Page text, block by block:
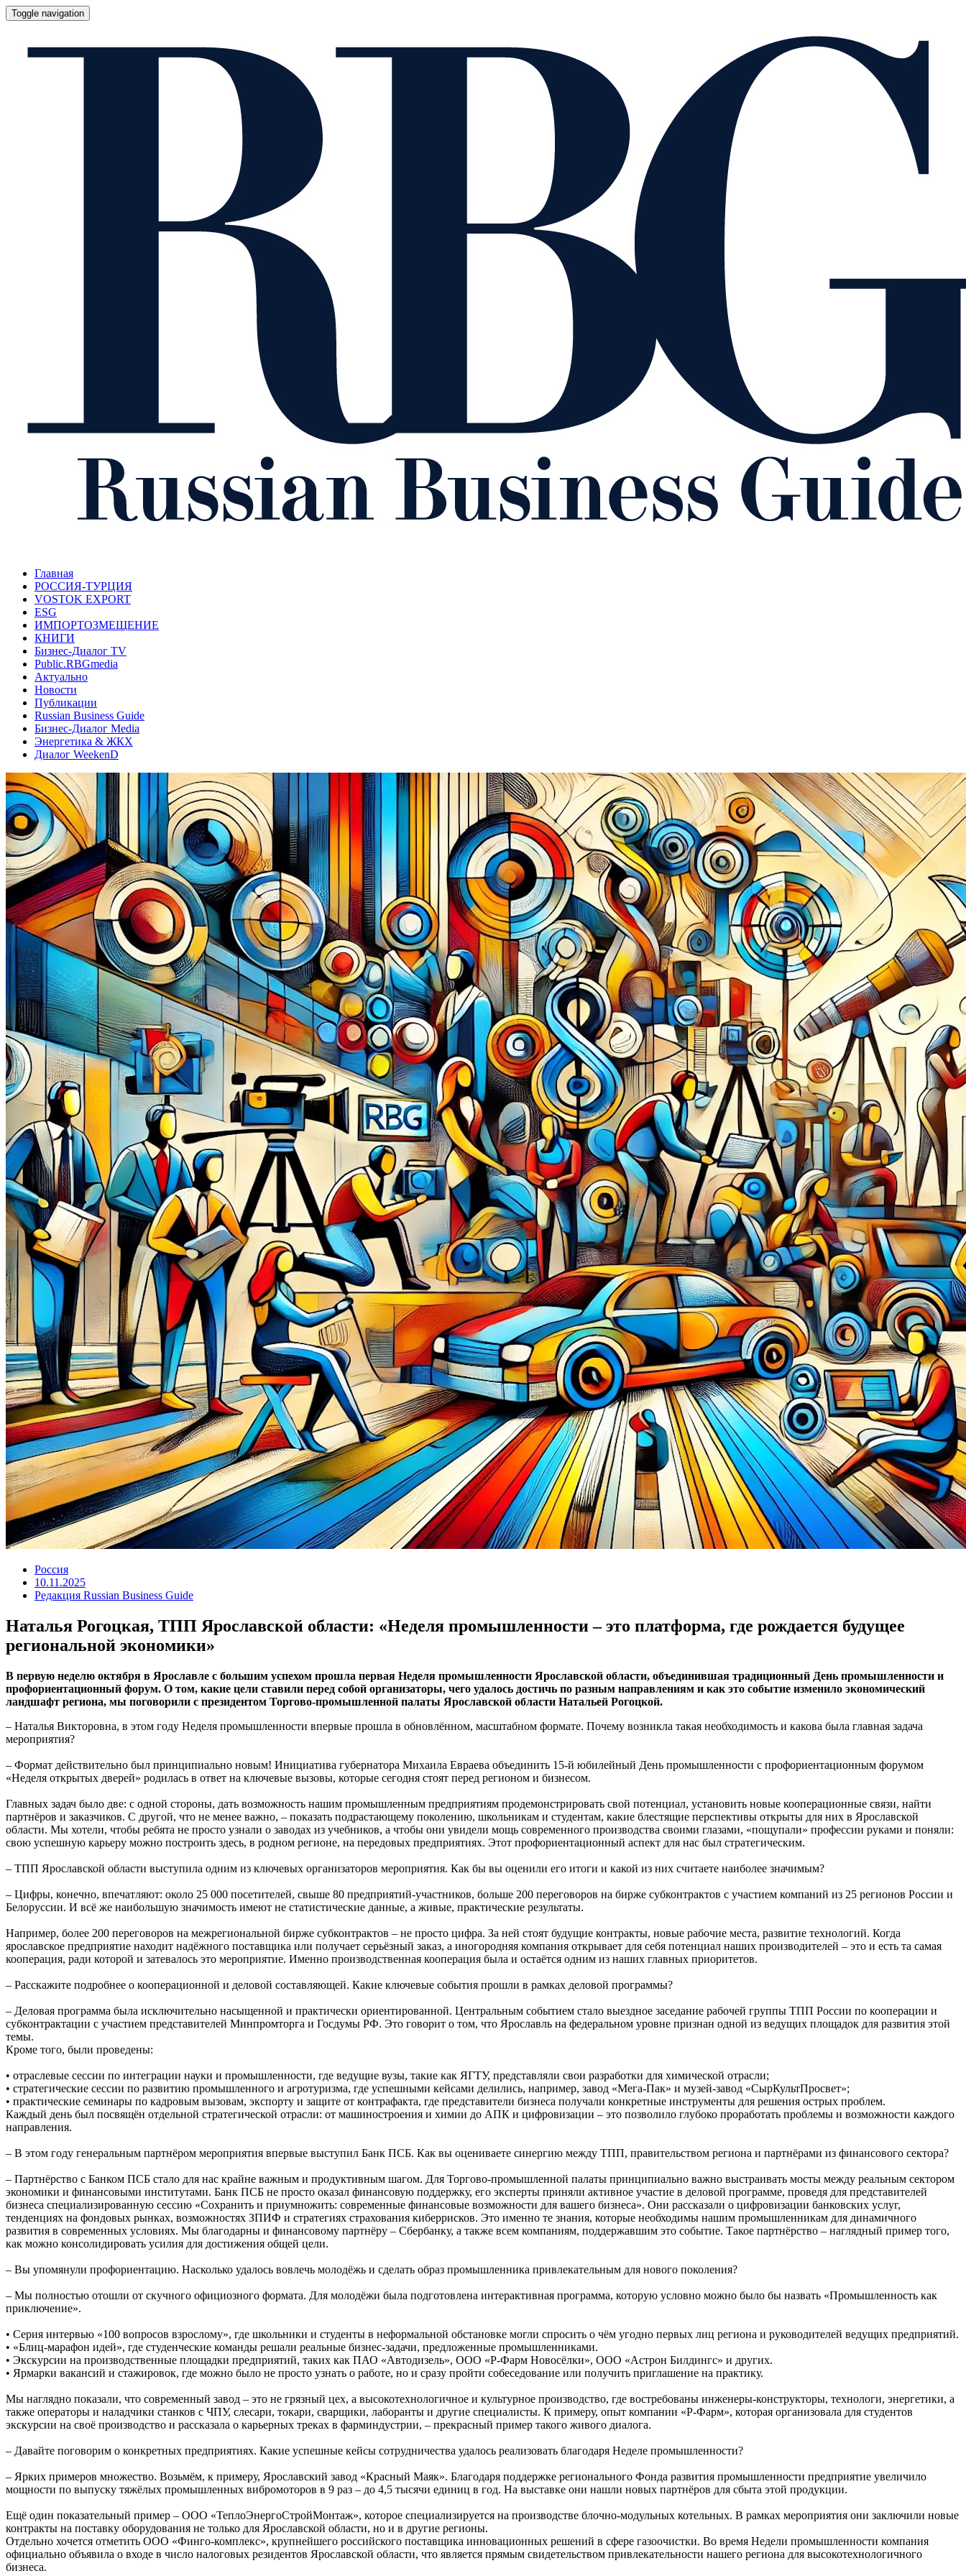
Toggle navigation
Главная
РОССИЯ-ТУРЦИЯ
VOSTOK EXPORT
ESG
ИМПОРТОЗМЕЩЕНИЕ
КНИГИ
Бизнес-Диалог TV
Public.RBGmedia
Актуально
Новости
Публикации
Russian Business Guide
Бизнес-Диалог Media
Энергетика & ЖКХ
Диалог WeekenD
Россия
10.11.2025
Редакция Russian Business Guide
Наталья Рогоцкая, ТПП Ярославской области: «Неделя промышленности – это платформа, где рождается будущее
региональной экономики»
В первую неделю октября в Ярославле с большим успехом прошла первая Неделя промышленности Ярославской области, объединившая традиционный День промышленности и
профориентационный форум. О том, какие цели ставили перед собой организаторы, чего удалось достичь по разным направлениям и как это событие изменило экономический
ландшафт региона, мы поговорили с президентом Торгово-промышленной палаты Ярославской области Натальей Рогоцкой.
– Наталья Викторовна, в этом году Неделя промышленности впервые прошла в обновлённом, масштабном формате. Почему возникла такая необходимость и какова была главная задача
мероприятия?
– Формат действительно был принципиально новым! Инициатива губернатора Михаила Евраева объединить 15-й юбилейный День промышленности с профориентационным форумом
«Неделя открытых дверей» родилась в ответ на ключевые вызовы, которые сегодня стоят перед регионом и бизнесом.
Главных задач было две: с одной стороны, дать возможность нашим промышленным предприятиям продемонстрировать свой потенциал, установить новые кооперационные связи, найти
партнёров и заказчиков. С другой, что не менее важно, – показать подрастающему поколению, школьникам и студентам, какие блестящие перспективы открыты для них в Ярославской
области. Мы хотели, чтобы ребята не просто узнали о заводах из учебников, а чтобы они увидели мощь современного производства своими глазами, «пощупали» профессии руками и поняли:
свою успешную карьеру можно построить здесь, в родном регионе, на передовых предприятиях. Этот профориентационный аспект для нас был стратегическим.
– ТПП Ярославской области выступила одним из ключевых организаторов мероприятия. Как бы вы оценили его итоги и какой из них считаете наиболее значимым?
– Цифры, конечно, впечатляют: около 25 000 посетителей, свыше 80 предприятий-участников, больше 200 переговоров на бирже субконтрактов с участием компаний из 25 регионов России и
Белоруссии. И всё же наибольшую значимость имеют не статистические данные, а живые, практические результаты.
Например, более 200 переговоров на межрегиональной бирже субконтрактов – не просто цифра. За ней стоят будущие контракты, новые рабочие места, развитие технологий. Когда
ярославское предприятие находит надёжного поставщика или получает серьёзный заказ, а иногородняя компания открывает для себя потенциал наших производителей – это и есть та самая
кооперация, ради которой и затевалось это мероприятие. Именно производственная кооперация была и остаётся одним из наших главных приоритетов.
– Расскажите подробнее о кооперационной и деловой составляющей. Какие ключевые события прошли в рамках деловой программы?
– Деловая программа была исключительно насыщенной и практически ориентированной. Центральным событием стало выездное заседание рабочей группы ТПП России по кооперации и
субконтрактации с участием представителей Минпромторга и Госдумы РФ. Это говорит о том, что Ярославль на федеральном уровне признан одной из ведущих площадок для развития этой
темы.
Кроме того, были проведены:
• отраслевые сессии по интеграции науки и промышленности, где ведущие вузы, такие как ЯГТУ, представляли свои разработки для химической отрасли;
• стратегические сессии по развитию промышленного и агротуризма, где успешными кейсами делились, например, завод «Мега-Пак» и музей-завод «СырКультПросвет»;
• практические семинары по кадровым вызовам, экспорту и защите от контрафакта, где представители бизнеса получали конкретные инструменты для решения острых проблем.
Каждый день был посвящён отдельной стратегической отрасли: от машиностроения и химии до АПК и цифровизации – это позволило глубоко проработать проблемы и возможности каждого
направления.
– В этом году генеральным партнёром мероприятия впервые выступил Банк ПСБ. Как вы оцениваете синергию между ТПП, правительством региона и партнёрами из финансового сектора?
– Партнёрство с Банком ПСБ стало для нас крайне важным и продуктивным шагом. Для Торгово-промышленной палаты принципиально важно выстраивать мосты между реальным сектором
экономики и финансовыми институтами. Банк ПСБ не просто оказал финансовую поддержку, его эксперты приняли активное участие в деловой программе, проведя для представителей
бизнеса специализированную сессию «Сохранить и приумножить: современные финансовые возможности для вашего бизнеса». Они рассказали о цифровизации банковских услуг,
тенденциях на фондовых рынках, возможностях ЗПИФ и стратегиях страхования киберрисков. Это именно те знания, которые необходимы нашим промышленникам для динамичного
развития в современных условиях. Мы благодарны и финансовому партнёру – Сбербанку, а также всем компаниям, поддержавшим это событие. Такое партнёрство – наглядный пример того,
как можно консолидировать усилия для достижения общей цели.
– Вы упомянули профориентацию. Насколько удалось вовлечь молодёжь и сделать образ промышленника привлекательным для нового поколения?
– Мы полностью отошли от скучного официозного формата. Для молодёжи была подготовлена интерактивная программа, которую условно можно было бы назвать «Промышленность как
приключение».
• Серия интервью «100 вопросов взрослому», где школьники и студенты в неформальной обстановке могли спросить о чём угодно первых лиц региона и руководителей ведущих предприятий.
• «Блиц-марафон идей», где студенческие команды решали реальные бизнес-задачи, предложенные промышленниками.
• Экскурсии на производственные площадки предприятий, таких как ПАО «Автодизель», ООО «Р-Фарм Новосёлки», ООО «Астрон Билдингс» и других.
• Ярмарки вакансий и стажировок, где можно было не просто узнать о работе, но и сразу пройти собеседование или получить приглашение на практику.
Мы наглядно показали, что современный завод – это не грязный цех, а высокотехнологичное и культурное производство, где востребованы инженеры-конструкторы, технологи, энергетики, а
также операторы и наладчики станков с ЧПУ, слесари, токари, сварщики, лаборанты и другие специалисты. К примеру, опыт компании «Р-Фарм», которая организовала для студентов
экскурсии на своё производство и рассказала о карьерных треках в фарминдустрии, – прекрасный пример такого живого диалога.
– Давайте поговорим о конкретных предприятиях. Какие успешные кейсы сотрудничества удалось реализовать благодаря Неделе промышленности?
– Ярких примеров множество. Возьмём, к примеру, Ярославский завод «Красный Маяк». Благодаря поддержке регионального Фонда развития промышленности предприятие увеличило
мощности по выпуску тяжёлых промышленных вибромоторов в 9 раз – до 4,5 тысячи единиц в год. На выставке они нашли новых партнёров для сбыта этой продукции.
Ещё один показательный пример – ООО «ТеплоЭнергоСтройМонтаж», которое специализируется на производстве блочно-модульных котельных. В рамках мероприятия они заключили новые
контракты на поставку оборудования не только для Ярославской области, но и в другие регионы.
Отдельно хочется отметить ООО «Финго-комплекс», крупнейшего российского поставщика инновационных решений в сфере газоочистки. Во время Недели промышленности компания
официально объявила о входе в число налоговых резидентов Ярославской области, что является прямым свидетельством привлекательности нашего региона для высокотехнологичного
бизнеса.